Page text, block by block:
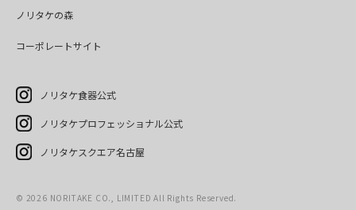
ノリタケの森
コーポレートサイト
ノリタケ食器公式
ノリタケプロフェッショナル公式
ノリタケスクエア名古屋
© 2026 NORITAKE CO., LIMITED All Rights Reserved.